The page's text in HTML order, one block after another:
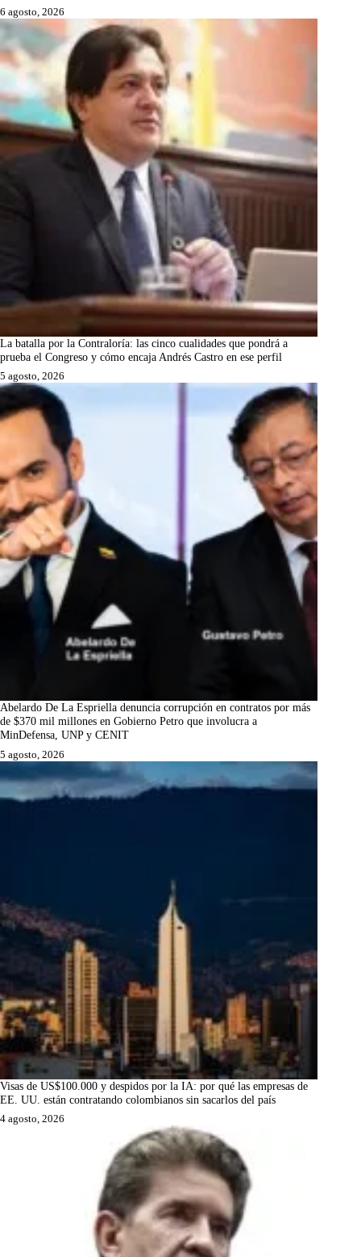
6 agosto, 2026
La batalla por la Contraloría: las cinco cualidades que pondrá a
prueba el Congreso y cómo encaja Andrés Castro en ese perfil
5 agosto, 2026
Abelardo De La Espriella denuncia corrupción en contratos por más
de $370 mil millones en Gobierno Petro que involucra a
MinDefensa, UNP y CENIT
5 agosto, 2026
Visas de US$100.000 y despidos por la IA: por qué las empresas de
EE. UU. están contratando colombianos sin sacarlos del país
4 agosto, 2026